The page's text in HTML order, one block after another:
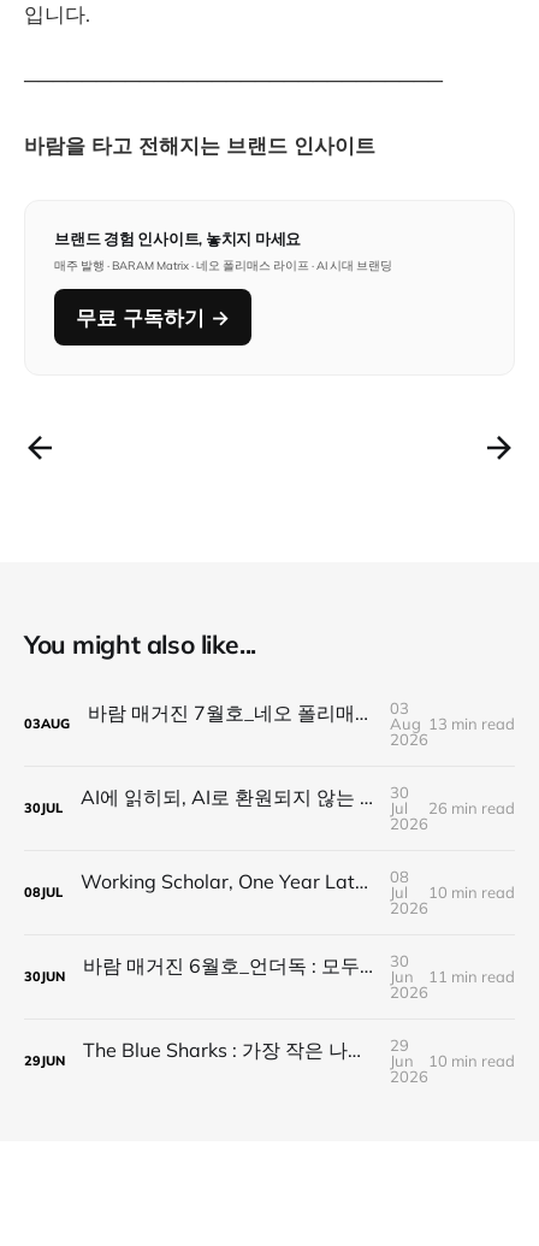
입니다.
─────────────────────────────
바람을 타고 전해지는 브랜드 인사이트
브랜드 경험 인사이트, 놓치지 마세요
매주 발행 · BARAM Matrix · 네오 폴리매스 라이프 · AI 시대 브랜딩
무료 구독하기 →
You might also like...
03AUG 바람 매거진 7월호_네오 폴리매스 : 명함 한 줄에 갇히지 않는 사람들
03
Aug
2026
13 min read
30JUL AI에 읽히되, AI로 환원되지 않는 것 — 새로운 낭만의 시대, 브랜드와 비즈니스가 향해야 할 방향
30
Jul
2026
26 min read
08JUL Working Scholar, One Year Later : 1년 후, 다시 보내는 응원
08
Jul
2026
10 min read
30JUN 바람 매거진 6월호_언더독 : 모두가 가는 길을 가지 않는다, 나의 길을 만든다
30
Jun
2026
11 min read
29JUN The Blue Sharks : 가장 작은 나라가 만든 가장 넓은 연결
29
Jun
2026
10 min read